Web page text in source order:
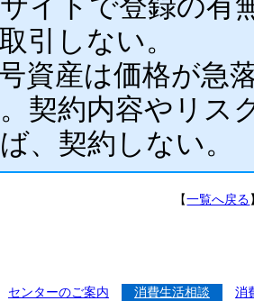
引しない。
産は価格が急
契約内容やリス
、契約しない。
【一覧へ戻る
センターのご案内 消費生活相談 消